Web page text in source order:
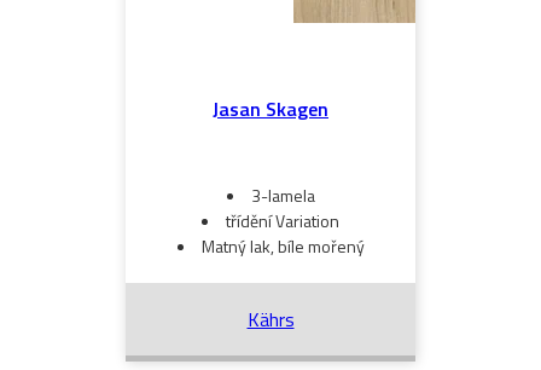
Jasan Skagen
3-lamela
třídění Variation
Matný lak, bíle mořený
Kährs